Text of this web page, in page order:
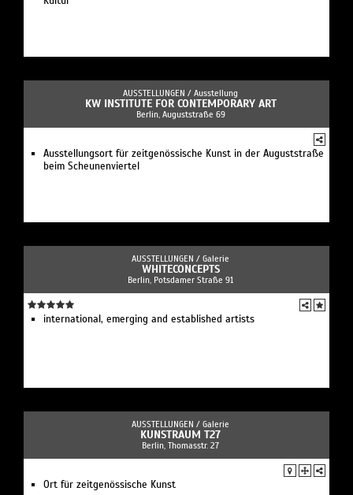
AUSSTELLUNGEN / Ausstellung
KW INSTITUTE FOR CONTEMPORARY ART
Berlin, Auguststraße 69
Ausstellungsort für zeitgenössische Kunst in der Auguststraße
beim Scheunenviertel
AUSSTELLUNGEN / Galerie
WHITECONCEPTS
Berlin, Potsdamer Straße 91
international, emerging and established artists
AUSSTELLUNGEN / Galerie
KUNSTRAUM T27
Berlin, Thomasstr. 27
Ort für zeitgenössische Kunst